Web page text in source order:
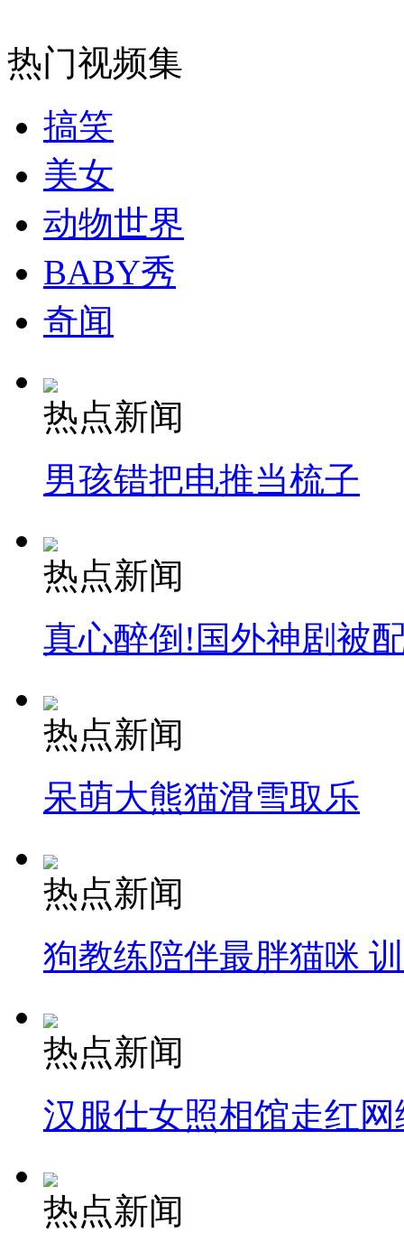
安徽一实载49人客车翻车
走！跟着总书记去植树
消防员救轻生者 花炮节热闹非凡
司机酒驾遇交警 急速倒车逃窜
热门视频集
搞笑
美女
动物世界
BABY秀
奇闻
热点新闻
男孩错把电推当梳子
热点新闻
真心醉倒!国外神剧被
热点新闻
呆萌大熊猫滑雪取乐
热点新闻
狗教练陪伴最胖猫咪
热点新闻
汉服仕女照相馆走红网
热点新闻